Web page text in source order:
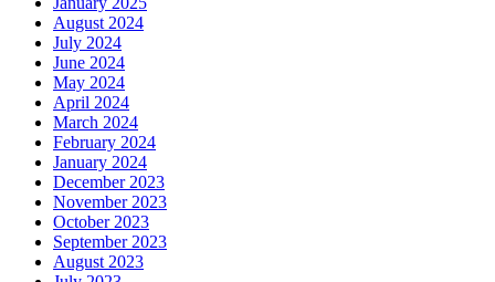
August 2024
July 2024
June 2024
May 2024
April 2024
March 2024
February 2024
January 2024
December 2023
November 2023
October 2023
September 2023
August 2023